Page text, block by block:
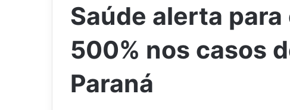
Saúde alerta
500% nos casos
Paraná